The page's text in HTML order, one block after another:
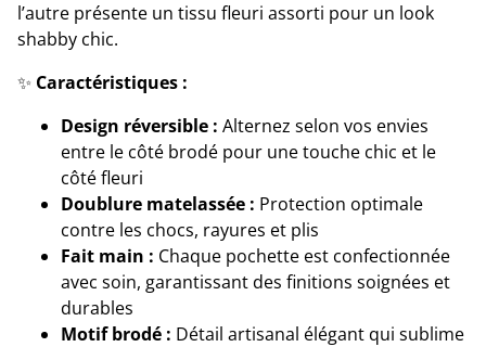
l’autre présente un tissu fleuri assorti pour un look
shabby chic.
✨ Caractéristiques :
Design réversible : Alternez selon vos envies
entre le côté brodé pour une touche chic et le
côté fleuri
Doublure matelassée : Protection optimale
contre les chocs, rayures et plis
Fait main : Chaque pochette est confectionnée
avec soin, garantissant des finitions soignées et
durables
Motif brodé : Détail artisanal élégant qui sublime